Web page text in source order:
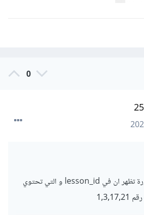
0
فعلا سبيل المثال الصورة تظهر ان في lesson_id و التي تحتوي